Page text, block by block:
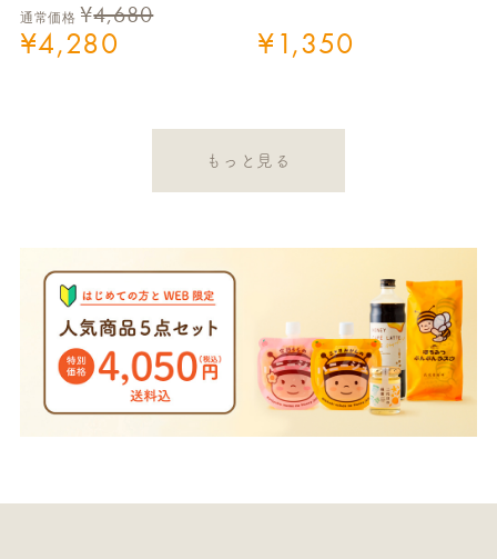
通常価格 ¥4,680
¥4,280 ¥1,350
もっと見る